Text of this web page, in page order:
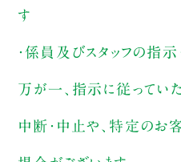
す
・係員及びスタッフの指示
万が一、指示に従ってい
中断・中止や、特定のお